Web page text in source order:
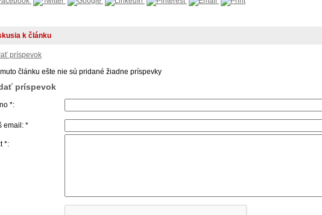
k článku
príspevok
článku ešte nie sú pridané žiadne príspevky
príspevok
*:
email: *
*: